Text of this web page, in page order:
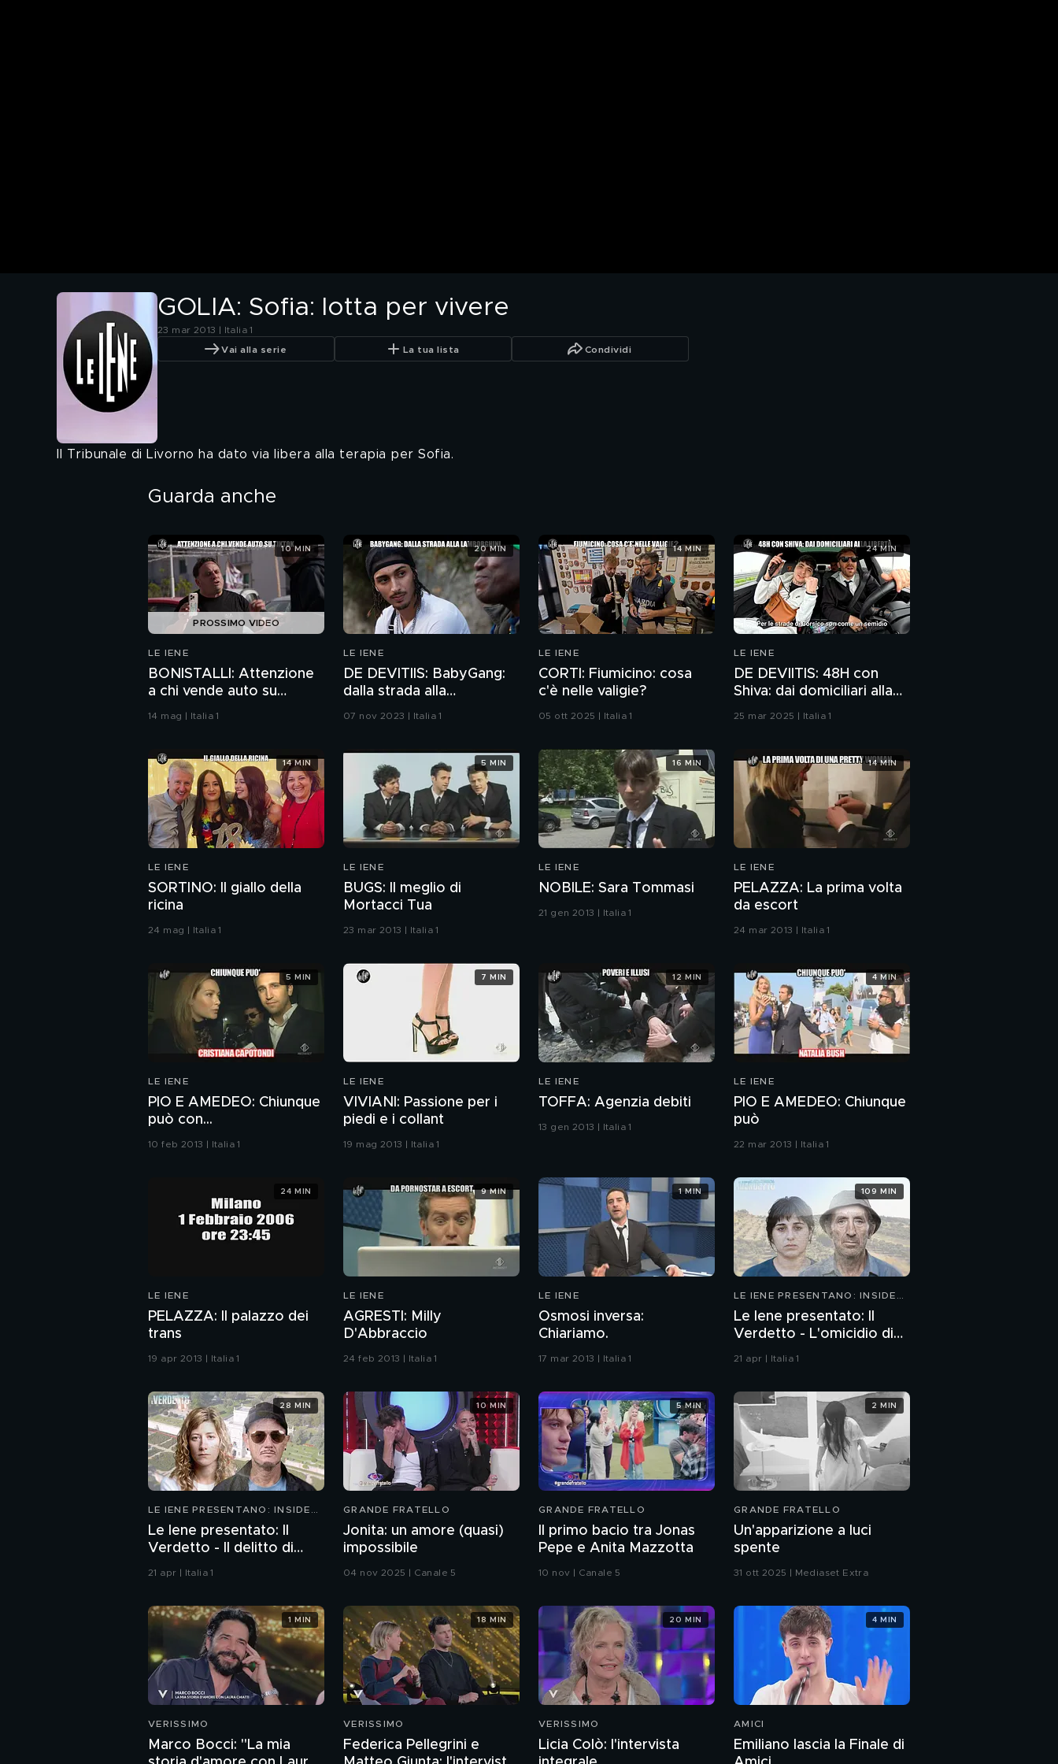
GOLIA: Sofia: lotta per vivere
23 mar 2013 | Italia 1
Vai alla serie La tua lista Condividi
Il Tribunale di Livorno ha dato via libera alla terapia per Sofia.
Guarda anche
PROSSIMO VIDEO
LE IENE
BONISTALLI: Attenzione
a chi vende auto su
TikTok
14 mag | Italia 1
10 MIN
LE IENE
DE DEVITIIS: BabyGang:
dalla strada alla
Lamborghini
07 nov 2023 | Italia 1
20 MIN
LE IENE
CORTI: Fiumicino: cosa
c'è nelle valigie?
05 ott 2025 | Italia 1
14 MIN
LE IENE
DE DEVIITIS: 48H con
Shiva: dai domiciliari alla
25 mar 2025 | Italia 1
24 MIN
LE IENE
SORTINO: Il giallo della
ricina
24 mag | Italia 1
14 MIN
LE IENE
BUGS: Il meglio di
Mortacci Tua
23 mar 2013 | Italia 1
5 MIN
LE IENE
NOBILE: Sara Tommasi
21 gen 2013 | Italia 1
16 MIN
LE IENE
PELAZZA: La prima volta
da escort
24 mar 2013 | Italia 1
14 MIN
LE IENE
PIO E AMEDEO: Chiunque
può con...
10 feb 2013 | Italia 1
5 MIN
LE IENE
VIVIANI: Passione per i
piedi e i collant
19 mag 2013 | Italia 1
7 MIN
LE IENE
TOFFA: Agenzia debiti
13 gen 2013 | Italia 1
12 MIN
LE IENE
PIO E AMEDEO: Chiunque
può
22 mar 2013 | Italia 1
4 MIN
LE IENE
PELAZZA: Il palazzo dei
trans
19 apr 2013 | Italia 1
24 MIN
LE IENE
AGRESTI: Milly
D'Abbraccio
24 feb 2013 | Italia 1
9 MIN
LE IENE
Osmosi inversa:
Chiariamo.
17 mar 2013 | Italia 1
1 MIN
LE IENE PRESENTANO: INSIDE
Le Iene presentato: Il
Verdetto - L'omicidio di
Avetrana
21 apr | Italia 1
109 MIN
LE IENE PRESENTANO: INSIDE
Le Iene presentato: Il
Verdetto - Il delitto di
Villa Pamphili
21 apr | Italia 1
28 MIN
GRANDE FRATELLO
Jonita: un amore (quasi)
impossibile
04 nov 2025 | Canale 5
10 MIN
GRANDE FRATELLO
Il primo bacio tra Jonas
Pepe e Anita Mazzotta
10 nov | Canale 5
5 MIN
GRANDE FRATELLO
Un'apparizione a luci
spente
31 ott 2025 | Mediaset Extra
2 MIN
VERISSIMO
Marco Bocci: "La mia
1 MIN
VERISSIMO
Federica Pellegrini e
18 MIN
VERISSIMO
Licia Colò: l'intervista
20 MIN
AMICI
Emiliano lascia la Finale di
4 MIN